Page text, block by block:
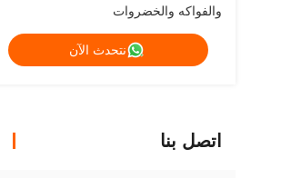
والفواكه والخضروات
نتحدث الآن
اتصل بنا